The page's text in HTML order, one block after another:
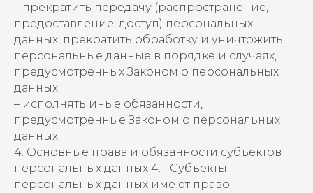
– прекратить передачу (распространение,
предоставление, доступ) персональных
данных, прекратить обработку и уничтожить
персональные данные в порядке и случаях,
предусмотренных Законом о персональных
данных;
– исполнять иные обязанности,
предусмотренные Законом о персональных
данных.
4. Основные права и обязанности субъектов
персональных данных 4.1. Субъекты
персональных данных имеют право: